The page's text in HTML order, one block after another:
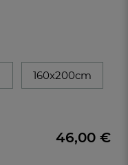
160x200cm
46,00 €